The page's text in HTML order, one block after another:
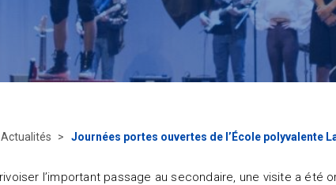
Actualités Journées portes ouvertes de l’École polyvalente
l’important passage au secondaire, une visite a été